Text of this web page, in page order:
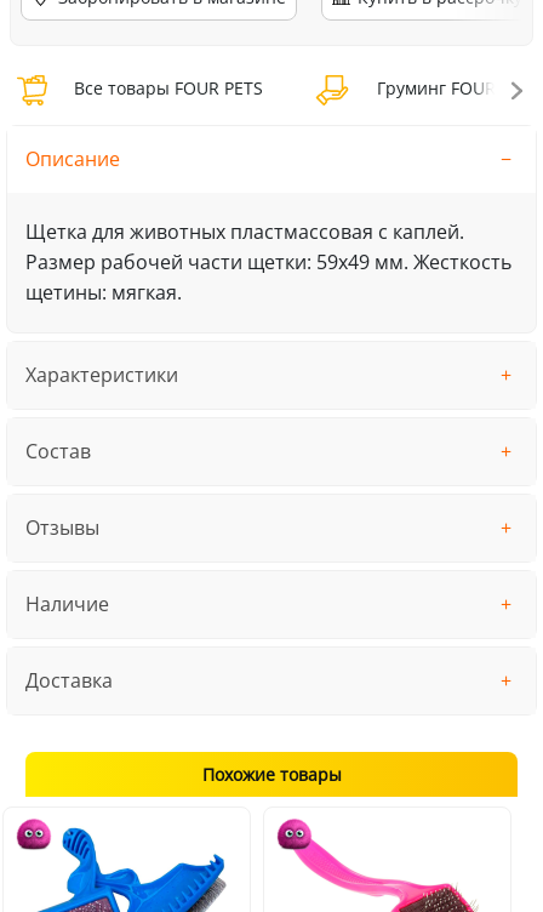
Все товары FOUR PETS Груминг FOUR PETS
Описание
Щетка для животных пластмассовая с каплей.
Размер рабочей части щетки: 59х49 мм. Жесткость
щетины: мягкая.
Характеристики
Состав
Отзывы
Наличие
Доставка
Похожие товары